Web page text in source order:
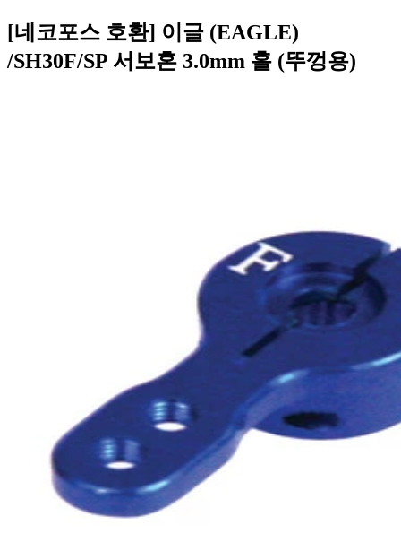
[네코포스 호환] 이글 (EAGLE)
/SH30F/SP 서보혼 3.0mm 홀 (뚜껑용)